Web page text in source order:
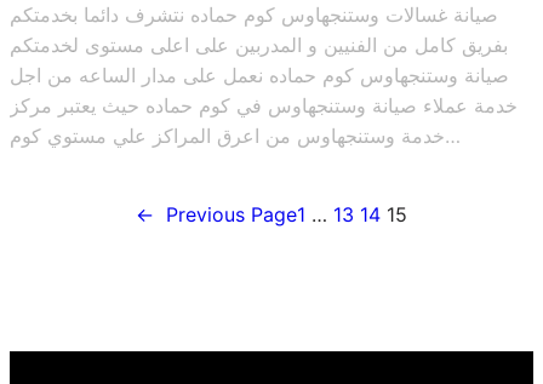
صيانة غسالات وستنجهاوس كوم حماده نتشرف دائما بخدمتكم
بفريق كامل من الفنيين و المدربين على اعلى مستوى لخدمتكم
صيانة وستنجهاوس كوم حماده نعمل على مدار الساعه من اجل
خدمة عملاء صيانة وستنجهاوس في كوم حماده حيث يعتبر مركز
خدمة وستنجهاوس من اعرق المراكز علي مستوي كوم…
← Previous Page1 … 13 14 15